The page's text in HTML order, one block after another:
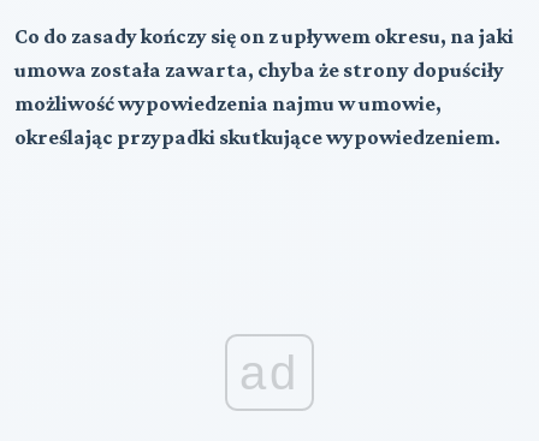
Co do zasady kończy się on z upływem okresu, na jaki
umowa została zawarta, chyba że strony dopuściły
możliwość wypowiedzenia najmu w umowie,
określając przypadki skutkujące wypowiedzeniem.
ad